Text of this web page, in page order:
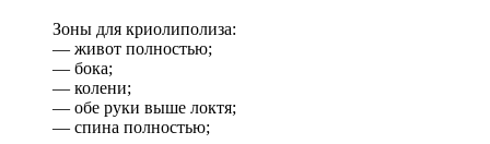
Зоны для криолиполиза:
— живот полностью;
— бока;
— колени;
— обе руки выше локтя;
— спина полностью;